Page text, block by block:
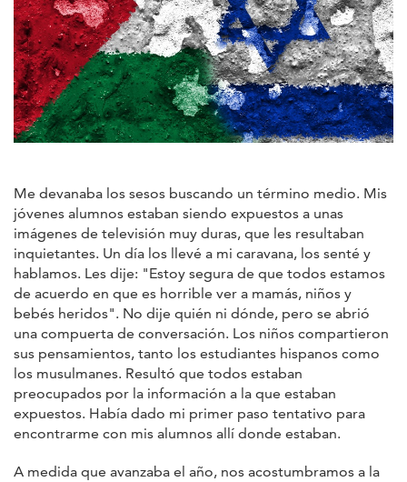
Me devanaba los sesos buscando un término medio. Mis
jóvenes alumnos estaban siendo expuestos a unas
imágenes de televisión muy duras, que les resultaban
inquietantes. Un día los llevé a mi caravana, los senté y
hablamos. Les dije: "Estoy segura de que todos estamos
de acuerdo en que es horrible ver a mamás, niños y
bebés heridos". No dije quién ni dónde, pero se abrió
una compuerta de conversación. Los niños compartieron
sus pensamientos, tanto los estudiantes hispanos como
los musulmanes. Resultó que todos estaban
preocupados por la información a la que estaban
expuestos. Había dado mi primer paso tentativo para
encontrarme con mis alumnos allí donde estaban.
A medida que avanzaba el año, nos acostumbramos a la